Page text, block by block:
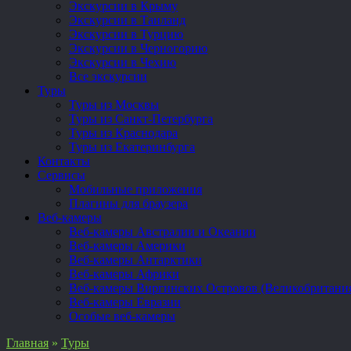
Экскурсии в Крыму
Экскурсии в Таиланд
Экскурсии в Турцию
Экскурсии в Черногорию
Экскурсии в Чехию
Все экскурсии
Туры
Туры из Москвы
Туры из Санкт-Петербурга
Туры из Краснодара
Туры из Екатеринбурга
Контакты
Сервисы
Мобильные приложения
Плагины для браузера
Веб-камеры
Веб-камеры Австралии и Океании
Веб-камеры Америки
Веб-камеры Антарктики
Веб-камеры Африки
Веб-камеры Виргинских Островов
Веб-камеры Евразии
Особые веб-камеры
Главная » Туры